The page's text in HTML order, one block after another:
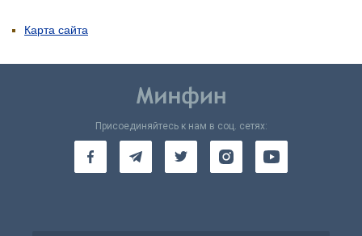
Карта сайта
Присоединяйтесь к нам в соц. сетях: